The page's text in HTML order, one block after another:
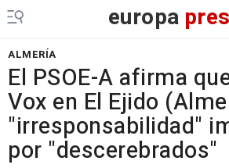
europa
ALMERÍA
El PSOE-A afirma
Vox en El Ejido
"irresponsabilidad"
por "descerebrados"